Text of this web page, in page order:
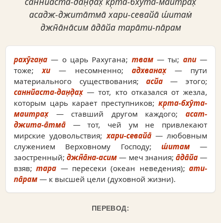
асадж-джита̄тма̄ хари-севайа̄ ш́итам̇
джн̃а̄на̄сим а̄да̄йа тара̄ти-па̄рам
рахӯган̣а — о царь Рахугана; твам— ты; апи—
тоже;хи — несомненно; адхванах̣— пути
материального существования; асйа — этого;
саннйаста-дан̣д̣ах̣— тот, кто отказался от жезла,
которым царь карает преступников; кр̣та-бхӯта-
маитрах̣— ставший другом каждого; асат-
джита-а̄тма̄ — тот, чей ум не привлекают
мирские удовольствия;хари-севайа̄— любовным
служением Верховному Господу; ш́итам—
заостренный;джн̃а̄на-асим — меч знания; а̄да̄йа—
взяв;тара — пересеки (океан неведения); ати-
па̄рам — к высшей цели (духовной жизни).
ПЕРЕВОД: